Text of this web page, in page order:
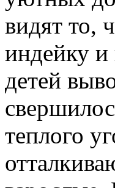
видят то,
индейку
детей
теплого